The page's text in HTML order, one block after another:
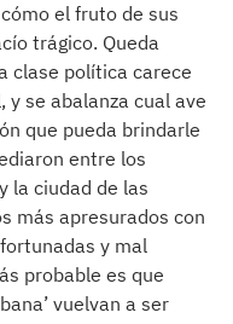
el fruto de sus
trágico. Queda
clase política carece
se abalanza cual ave
que pueda brindarle
entre los
la ciudad de las
más apresurados con
y mal
probable es que
vuelvan a ser